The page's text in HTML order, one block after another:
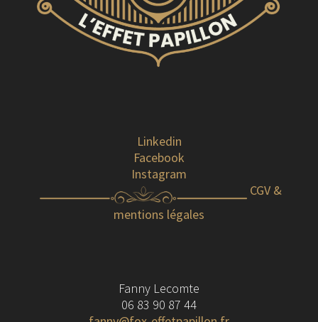
Linkedin
Facebook
Instagram
CGV &
mentions légales
Fanny Lecomte
06 83 90 87 44